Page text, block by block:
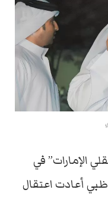
الإمارات” في
أعادت اعتقال